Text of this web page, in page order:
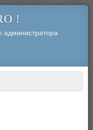
!
администратора